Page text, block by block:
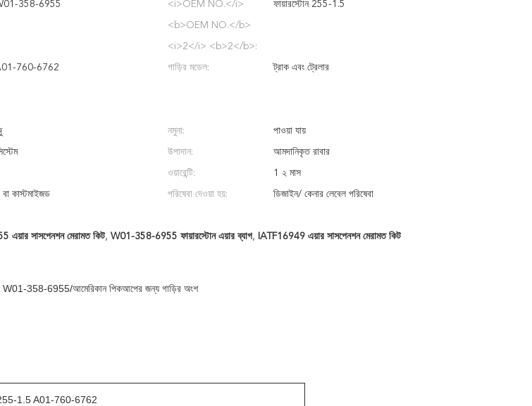
358-6955 <i>OEM NO.</i>
<b>OEM NO.</b>
<i>2</i> <b>2</b>:
ফায়ারস্টোন 255-1.5
A01-760-6762 গাড়ির মডেল: ট্রাক এবং ট্রেলার
নমুনা: পাওয়া যায়
উপাদান: আমদানিকৃত রাবার
ওয়ারেন্টি: 1 ২ মাস
কাস্টমাইজড পরিষেবা দেওয়া হয়: ডিজাইন/ কেনার লেবেল পরিষেবা
সাসপেনশন মেরামত কিট, W01-358-6955 ফায়ারস্টোন এয়ার ব্যাগ, IATF16949 এয়ার সাসপেনশন মেরামত কিট
W01-358-6955/আমেরিকান পিকআপের জন্য গাড়ির অংশ
1.5 A01-760-6762